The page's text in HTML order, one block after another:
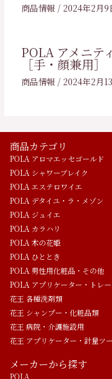
商品情報 / 2024年2月9
POLA アメニテ
［手・顔兼用］
商品情報 / 2024年2月
商品カテゴリ
POLA アロマエッセゴールド
POLA シャワーブレイク
POLA エステロワイエ
POLA デタイユ・ラ・メゾン
POLA ジュイエ
POLA カラハリ
POLA 木の花姫
POLA ひととき
POLA 男性用化粧品・その他
POLA アプリケーター・トレー
花王 各種洗剤類
花王 シャンプー・化粧品類
花王 病院・介護施設用
花王 アプリケーター・計量ツ
メーカーから探す
POLA